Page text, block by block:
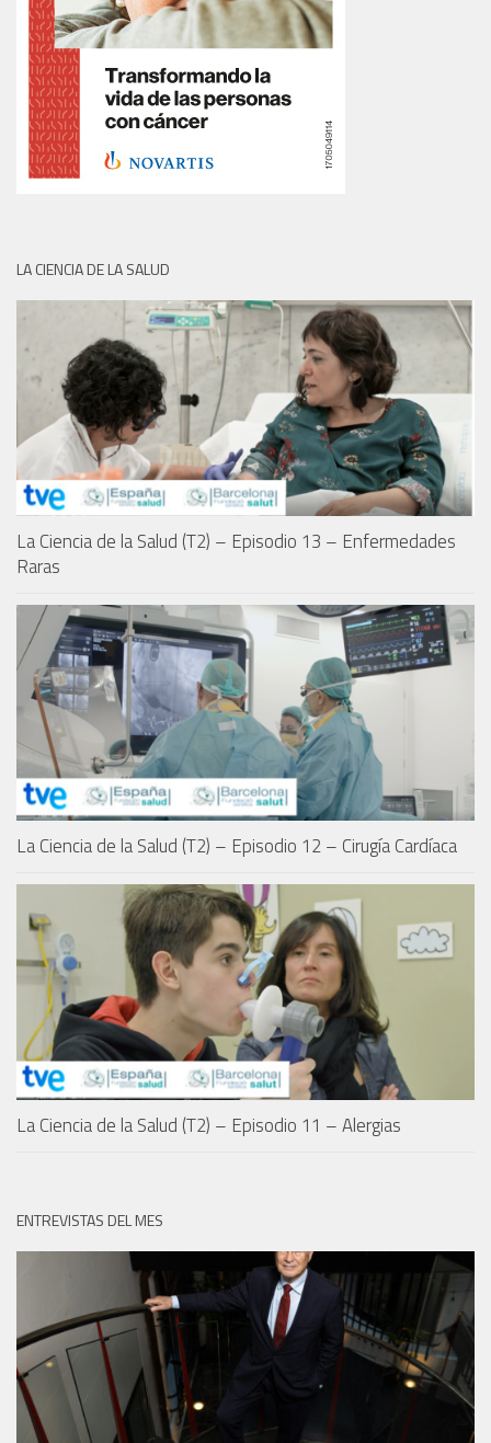
LA CIENCIA DE LA SALUD
La Ciencia de la Salud (T2) – Episodio 13 – Enfermedades
Raras
La Ciencia de la Salud (T2) – Episodio 12 – Cirugía Cardíaca
La Ciencia de la Salud (T2) – Episodio 11 – Alergias
ENTREVISTAS DEL MES